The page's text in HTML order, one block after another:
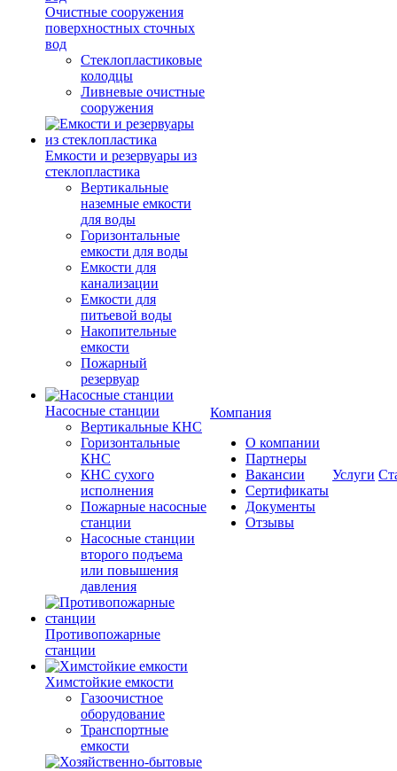
Очистные сооружения
поверхностных сточных
вод
Стеклопластиковые
колодцы
Ливневые очистные
сооружения
Емкости и резервуары из
стеклопластика
Вертикальные
наземные емкости
для воды
Горизонтальные
емкости для воды
Емкости для
канализации
Емкости для
питьевой воды
Накопительные
емкости
Пожарный
резервуар
Насосные станции
Вертикальные КНС
Горизонтальные
КНС
КНС сухого
исполнения
Пожарные насосные
станции
Насосные cтанции
второго подъема
или повышения
давления
Противопожарные
станции
Химстойкие емкости
Газоочистное
оборудование
Транспортные
емкости
Компания
О компании
Партнеры
Вакансии
Сертификаты
Документы
Отзывы
Услуги